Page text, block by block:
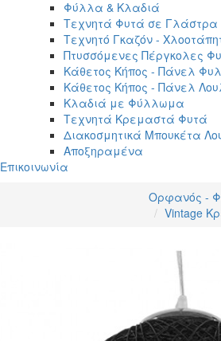
Φύλλα & Κλαδιά
Τεχνητά Φυτά σε Γλάστρα
Τεχνητό Γκαζόν -
Πτυσσόμενες Πέργκολες
Κάθετος Κήπος - Πάνελ
Κάθετος Κήπος - Πάνελ
Κλαδιά με Φύλλωμα
Τεχνητά Κρεμαστά Φυτά
Διακοσμητικά Μπουκέτα
Αποξηραμένα
Επικοινωνία
Ορφανός -
Vintage